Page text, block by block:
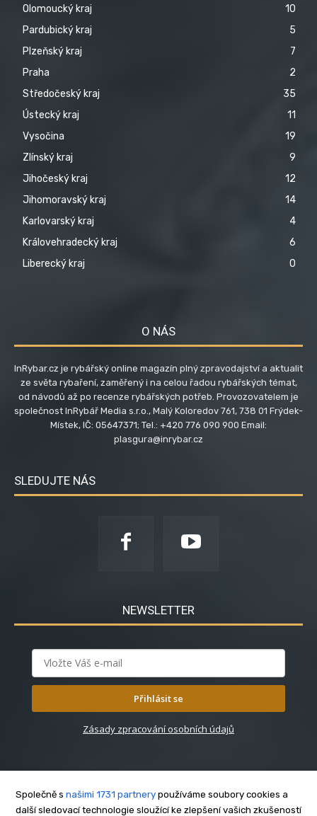
Olomoucký kraj
10
Pardubický kraj
5
Plzeňský kraj
7
Praha
2
Středočeský kraj
35
Ústecký kraj
11
Vysočina
19
Zlínský kraj
9
Jihočeský kraj
12
Jihomoravský kraj
14
Karlovarský kraj
4
Královehradecký kraj
6
Liberecký kraj
0
O NÁS
InRybar.cz je rybářský online magazín plný zpravodajství a aktualit
ze světa rybaření, zaměřený i na celou řadou rybářských témat,
od návodů až po recenze rybářských potřeb. Provozovatelem je
společnost InRybář Media s.r.o., Malý Koloredov 761, 738 01 Frýdek-
Místek, IČ: 05647371; Tel.: +420 776 090 900 Email:
plasgura@inrybar.cz
SLEDUJTE NÁS
NEWSLETTER
Přihlásit se
Zásady zpracování osobních údajů
Společně s našimi 1731 partnery používáme soubory cookies a
další sledovací technologie sloužící ke zlepšení vašich zkušeností